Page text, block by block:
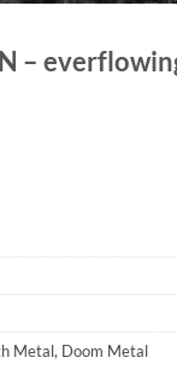
–
Metal, Doom Metal